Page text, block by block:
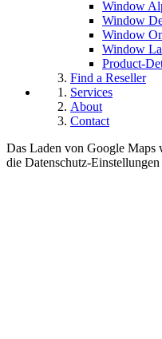
Window
Window
Window
Window
Product-
Find a Reseller
Services
About
Contact
Das Laden von Google Maps
die Datenschutz-Einstellungen